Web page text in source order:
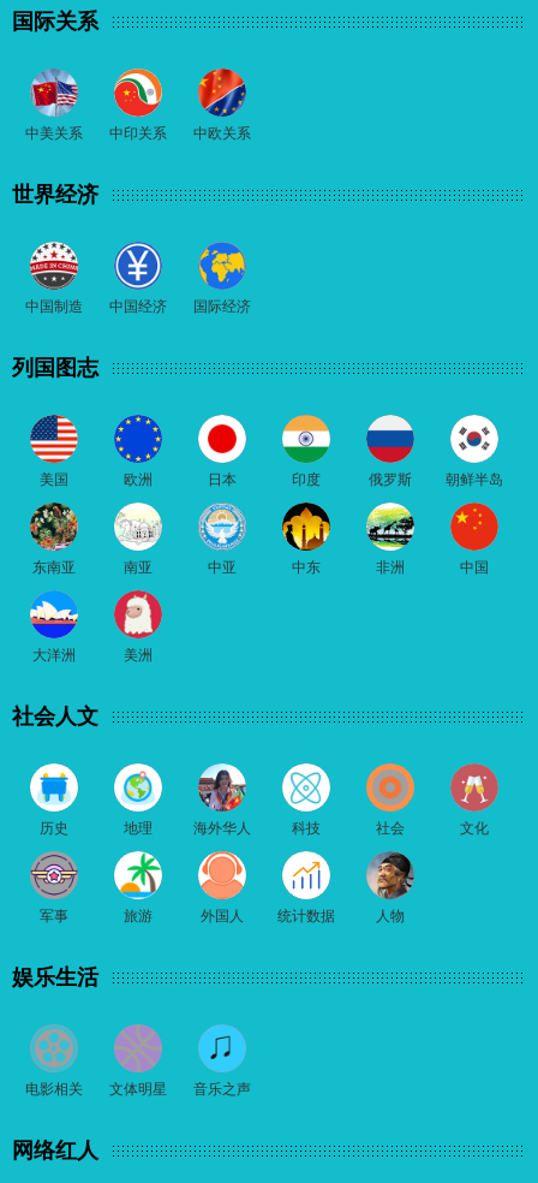
国际关系
中美关系 中印关系 中欧关系
世界经济
中国制造 中国经济 国际经济
列国图志
美国 欧洲 日本 印度 俄罗斯 朝鲜半岛
东南亚 南亚 中亚 中东 非洲 中国
大洋洲 美洲
社会人文
历史 地理 海外华人 科技 社会 文化
军事 旅游 外国人 统计数据 人物
娱乐生活
电影相关 文体明星 音乐之声
网络红人